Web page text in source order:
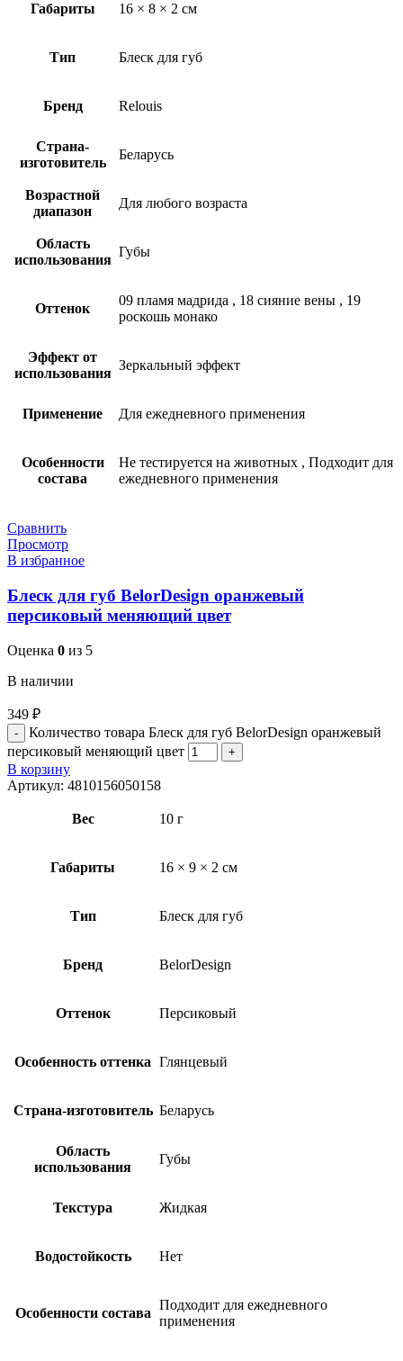
Габариты 16 × 8 × 2 см
Тип Блеск для губ
Бренд Relouis
Страна-
изготовитель
Беларусь
Возрастной
диапазон
Для любого возраста
Область
использования
Губы
Оттенок
09 пламя мадрида , 18 сияние вены , 19
роскошь монако
Эффект от
использования
Зеркальный эффект
Применение Для ежедневного применения
Особенности
состава
Не тестируется на животных , Подходит для
ежедневного применения
Сравнить
Просмотр
В избранное
Блеск для губ BelorDesign оранжевый
персиковый меняющий цвет
Оценка 0 из 5
В наличии
349 ₽
Количество товара Блеск для губ BelorDesign оранжевый
персиковый меняющий цвет
В корзину
Артикул: 4810156050158
Вес 10 г
Габариты 16 × 9 × 2 см
Тип Блеск для губ
Бренд BelorDesign
Оттенок Персиковый
Особенность оттенка Глянцевый
Страна-изготовитель Беларусь
Область
использования
Губы
Текстура Жидкая
Водостойкость Нет
Особенности состава
Подходит для ежедневного
применения